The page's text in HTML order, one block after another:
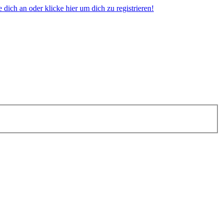
an oder klicke hier um dich zu registrieren!